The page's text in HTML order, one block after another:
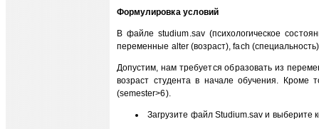
Формулировка условий
В файле studium.sav (психологическое
переменные alter (возраст), fach
Допустим, нам требуется образовать из
возраст студента в начале обучения. Кроме
(semester>6).
Загрузите файл Studium.sav и